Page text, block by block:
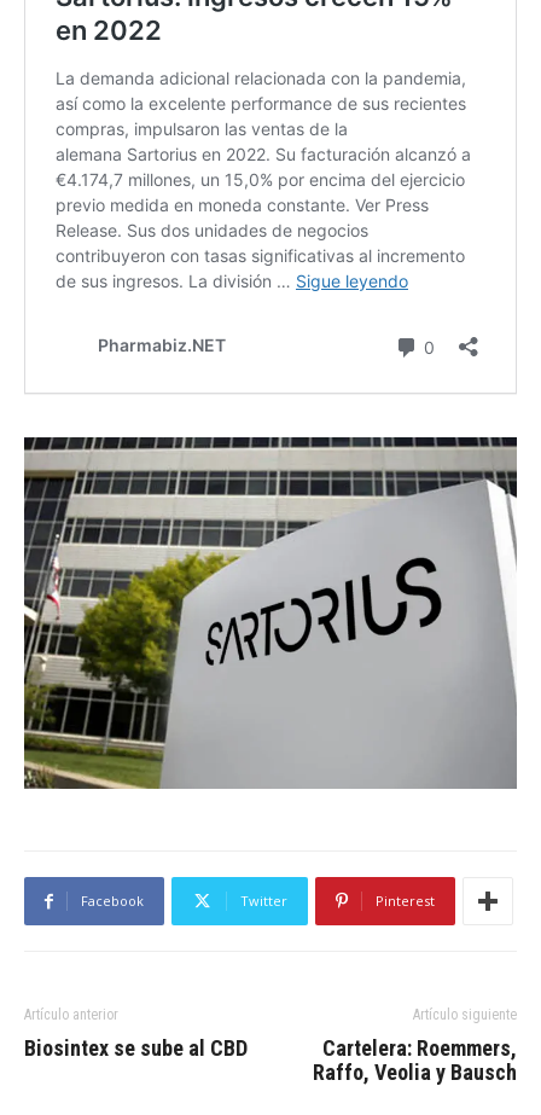
Facebook Twitter Pinterest
Artículo anterior
Biosintex se sube al CBD
Artículo siguiente
Cartelera: Roemmers,
Raffo, Veolia y Bausch